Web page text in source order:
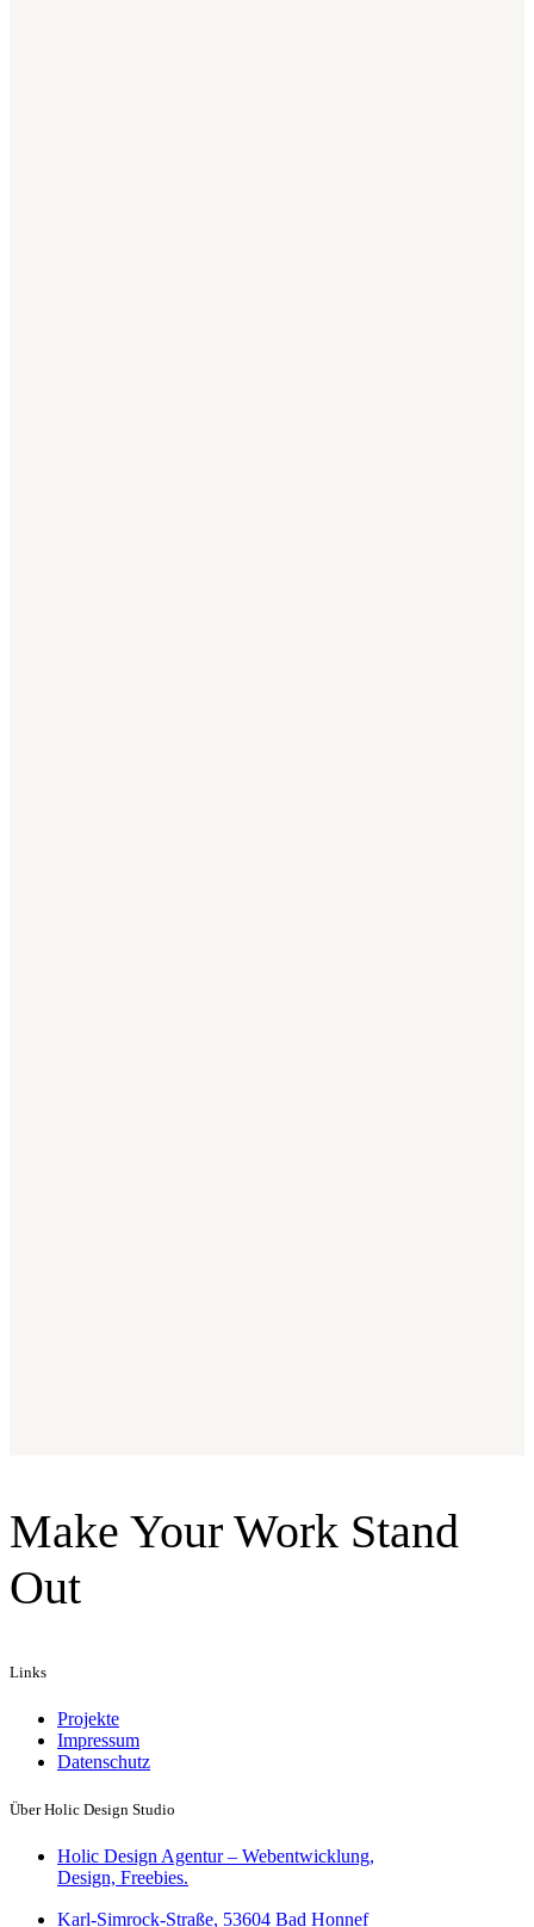
Make Your Work Stand
Out
Links
Projekte
Impressum
Datenschutz
Über Holic Design Studio
Holic Design Agentur – Webentwicklung,
Design, Freebies.
Karl-Simrock-Straße, 53604 Bad Honnef